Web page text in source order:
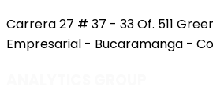
Carrera 27 # 37 - 33 Of. 511
Empresarial - Bucaramanga -